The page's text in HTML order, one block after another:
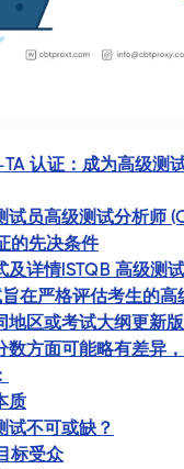
TA 认证：成为高级测
员高级测试分析师
的先决条件
及详情ISTQB 高级测
旨在严格评估考生的
地区或考试大纲更新
数方面可能略有差异
质
试不可或缺？
标受众